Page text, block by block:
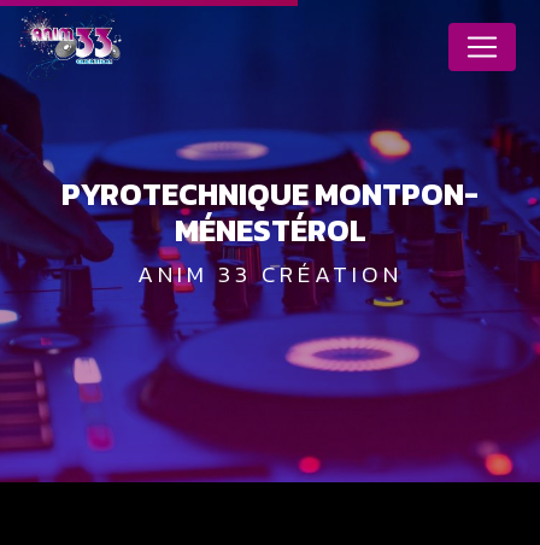
PYROTECHNIQUE MONTPON-
MÉNESTÉROL
ANIM 33 CRÉATION
Panneau de gestion des cookies